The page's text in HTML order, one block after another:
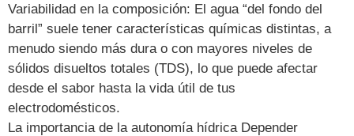
Variabilidad en la composición: El agua “del fondo del
barril” suele tener características químicas distintas, a
menudo siendo más dura o con mayores niveles de
sólidos disueltos totales (TDS), lo que puede afectar
desde el sabor hasta la vida útil de tus
electrodomésticos.
La importancia de la autonomía hídrica Depender